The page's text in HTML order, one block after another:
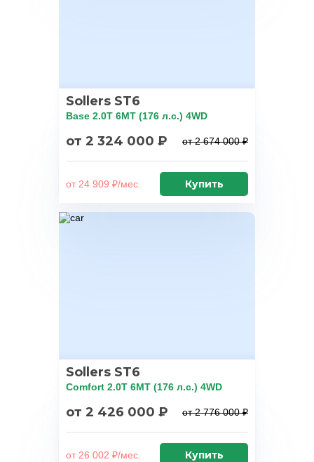
Sollers ST6
Base 2.0T 6MT (176 л.с.) 4WD
от 2 324 000 ₽ от 2 674 000 ₽
от 24 909 ₽/мес. Купить
Sollers ST6
Comfort 2.0T 6MT (176 л.с.) 4WD
от 2 426 000 ₽ от 2 776 000 ₽
от 26 002 ₽/мес. Купить